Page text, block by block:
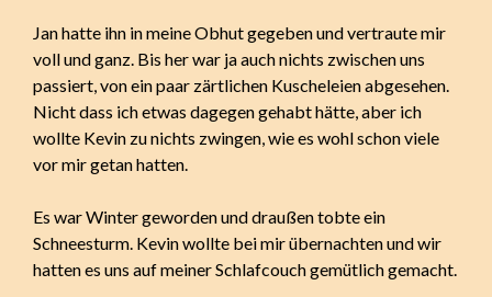
Jan hatte ihn in meine Obhut gegeben und vertraute mir
voll und ganz. Bis her war ja auch nichts zwischen uns
passiert, von ein paar zärtlichen Kuscheleien abgesehen.
Nicht dass ich etwas dagegen gehabt hätte, aber ich
wollte Kevin zu nichts zwingen, wie es wohl schon viele
vor mir getan hatten.
Es war Winter geworden und draußen tobte ein
Schneesturm. Kevin wollte bei mir übernachten und wir
hatten es uns auf meiner Schlafcouch gemütlich gemacht.